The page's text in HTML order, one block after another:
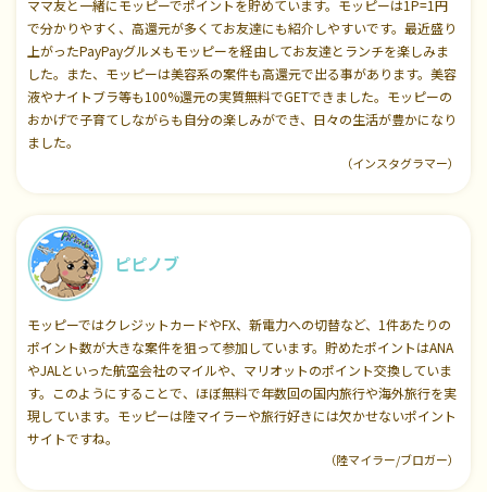
ママ友と一緒にモッピーでポイントを貯めています。モッピーは1P=1円
で分かりやすく、高還元が多くてお友達にも紹介しやすいです。最近盛り
上がったPayPayグルメもモッピーを経由してお友達とランチを楽しみま
した。また、モッピーは美容系の案件も高還元で出る事があります。美容
液やナイトブラ等も100%還元の実質無料でGETできました。モッピーの
おかげで子育てしながらも自分の楽しみができ、日々の生活が豊かになり
ました。
（インスタグラマー）
ピピノブ
モッピーではクレジットカードやFX、新電力への切替など、1件あたりの
ポイント数が大きな案件を狙って参加しています。貯めたポイントはANA
やJALといった航空会社のマイルや、マリオットのポイント交換していま
す。このようにすることで、ほぼ無料で年数回の国内旅行や海外旅行を実
現しています。モッピーは陸マイラーや旅行好きには欠かせないポイント
サイトですね。
（陸マイラー/ブロガー）